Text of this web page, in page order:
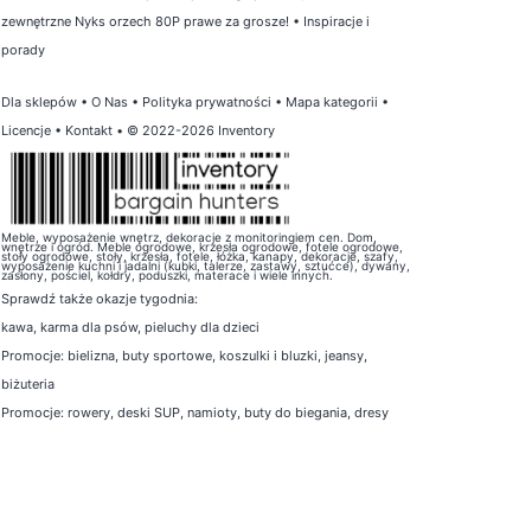
zewnętrzne Nyks orzech 80P prawe za grosze! • Inspiracje i
porady
Dla sklepów • O Nas • Polityka prywatności • Mapa kategorii •
Licencje • Kontakt • © 2022-2026 Inventory
Meble, wyposażenie wnętrz, dekoracje z monitoringiem cen. Dom,
wnętrze i ogród. Meble ogrodowe, krzesła ogrodowe, fotele ogrodowe,
stoły ogrodowe, stoły, krzesła, fotele, łóżka, kanapy, dekoracje, szafy,
wyposażenie kuchni i jadalni (kubki, talerze, zastawy, sztućce), dywany,
zasłony, pościel, kołdry, poduszki, materace i wiele innych.
Sprawdź także okazje tygodnia:
kawa, karma dla psów, pieluchy dla dzieci
Promocje: bielizna, buty sportowe, koszulki i bluzki, jeansy,
biżuteria
Promocje: rowery, deski SUP, namioty, buty do biegania, dresy